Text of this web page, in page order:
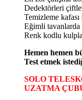
Dedektörleri
Temizleme
Eğimli tavanlarda
Renk kodlu
Hemen hemen
Test etmek
SOLO
UZATMA